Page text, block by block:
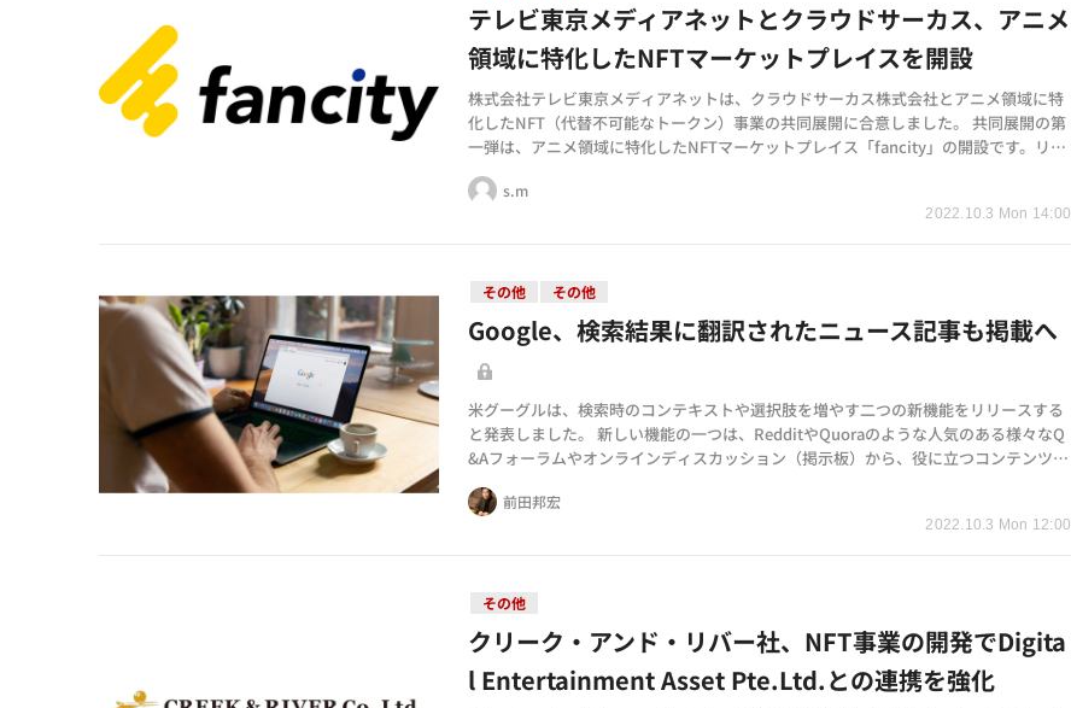
2022.10.3 Mon 14:00
テレビ東京メディアネットとクラウドサーカス、アニメ
領域に特化したNFTマーケットプレイスを開設
株式会社テレビ東京メディアネットは、クラウドサーカス株式会社とアニメ領域に特
化したNFT（代替不可能なトークン）事業の共同展開に合意しました。 共同展開の第
一弾は、アニメ領域に特化したNFTマーケットプレイス「fancity」の開設です。リリ
ースは2022年10月を予定…
s.m
その他 その他
2022.10.3 Mon 12:00
Google、検索結果に翻訳されたニュース記事も掲載へ
米グーグルは、検索時のコンテキストや選択肢を増やす二つの新機能をリリースする
と発表しました。 新しい機能の一つは、RedditやQuoraのような人気のある様々なQ
&Aフォーラムやオンラインディスカッション（掲示板）から、役に立つコンテンツが
検索結果に表示する機能…
前田邦宏
その他
クリーク・アンド・リバー社、NFT事業の開発でDigita
l Entertainment Asset Pte.Ltd.との連携を強化